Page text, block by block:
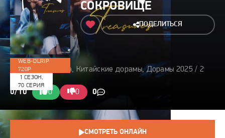
СОКРОВИЩЕ
ПОДЕЛИТЬСЯ
2025 / Романтика, Китайские дорамы, Дорамы 2025 / 2
мин
0/10
0 0 0
WEB-DLRIP
720P
1 СЕЗОН,
70 СЕРИЯ
СМОТРЕТЬ ОНЛАЙН